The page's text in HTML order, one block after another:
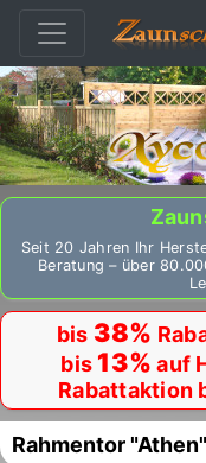
Seit 20 Jahren Ihr
Beratung – über
bis 38%
bis 13% auf
Rabattaktion
Rahmentor "Athen"